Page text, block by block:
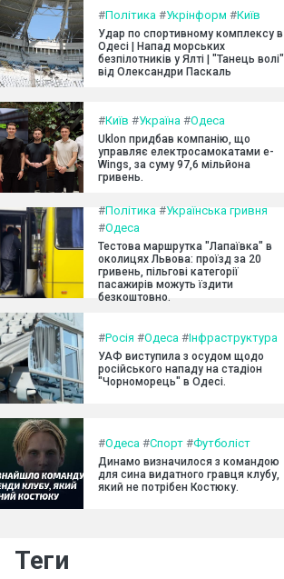
#Політика #Укрінформ #Київ
Удар по спортивному комплексу в
Одесі | Напад морських
безпілотників у Ялті | "Танець волі"
від Олександри Паскаль
#Київ #Україна #Одеса
Uklon придбав компанію, що
управляє електросамокатами e-
Wings, за суму 97,6 мільйона
гривень.
#Політика #Українська гривня
#Одеса
Тестова маршрутка "Лапаївка" в
околицях Львова: проїзд за 20
гривень, пільгові категорії
пасажирів можуть їздити
безкоштовно.
#Росія #Одеса #Інфраструктура
УАФ виступила з осудом щодо
російського нападу на стадіон
"Чорноморець" в Одесі.
#Одеса #Спорт #Футболіст
Динамо визначилося з командою
для сина видатного гравця клубу,
який не потрібен Костюку.
Теги